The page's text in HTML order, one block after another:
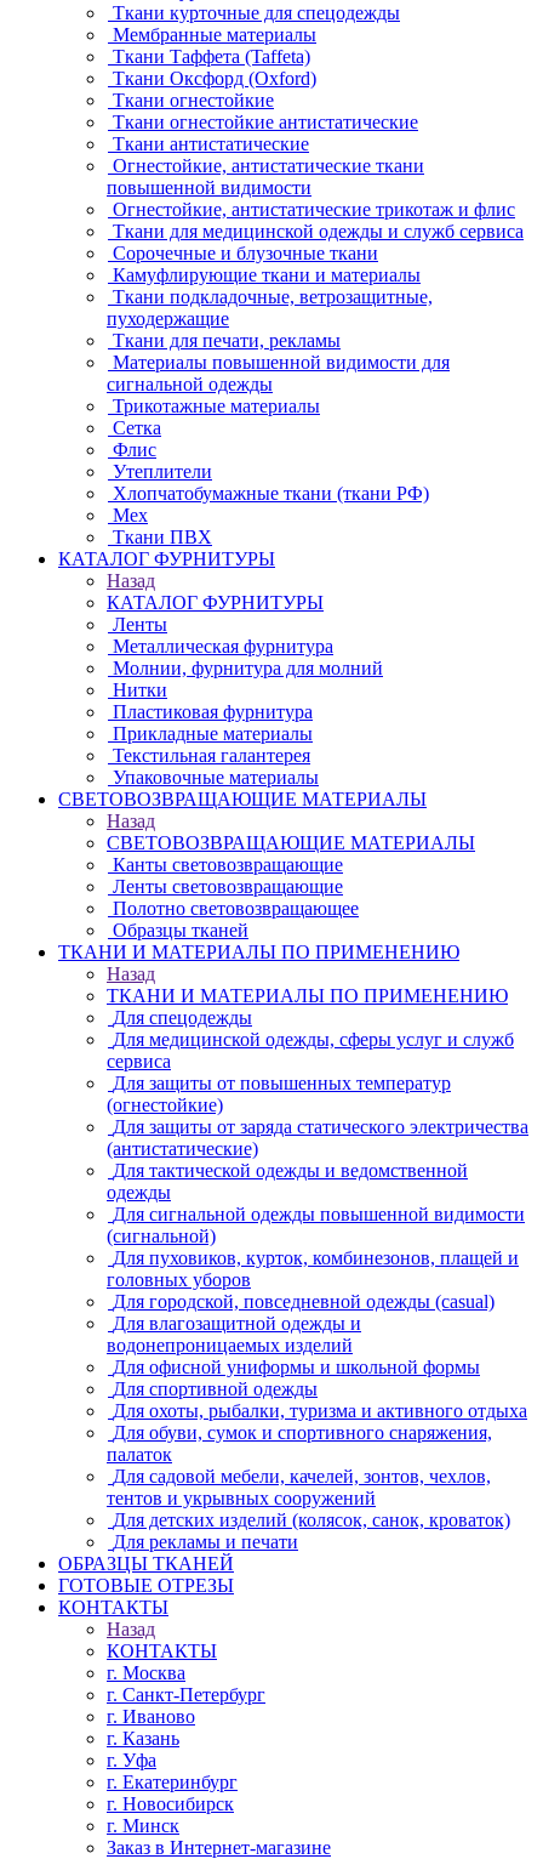
Ткани курточные для спецодежды
Мембранные материалы
Ткани Таффета (Taffeta)
Ткани Оксфорд (Oxford)
Ткани огнестойкие
Ткани огнестойкие антистатические
Ткани антистатические
Огнестойкие, антистатические ткани
повышенной видимости
Огнестойкие, антистатические трикотаж и флис
Ткани для медицинской одежды и служб сервиса
Сорочечные и блузочные ткани
Камуфлирующие ткани и материалы
Ткани подкладочные, ветрозащитные,
пуходержащие
Ткани для печати, рекламы
Материалы повышенной видимости для
сигнальной одежды
Трикотажные материалы
Сетка
Флис
Утеплители
Хлопчатобумажные ткани (ткани РФ)
Мех
Ткани ПВХ
КАТАЛОГ ФУРНИТУРЫ
Назад
КАТАЛОГ ФУРНИТУРЫ
Ленты
Металлическая фурнитура
Молнии, фурнитура для молний
Нитки
Пластиковая фурнитура
Прикладные материалы
Текстильная галантерея
Упаковочные материалы
СВЕТОВОЗВРАЩАЮЩИЕ МАТЕРИАЛЫ
Назад
СВЕТОВОЗВРАЩАЮЩИЕ МАТЕРИАЛЫ
Канты световозвращающие
Ленты световозвращающие
Полотно световозвращающее
Образцы тканей
ТКАНИ И МАТЕРИАЛЫ ПО ПРИМЕНЕНИЮ
Назад
ТКАНИ И МАТЕРИАЛЫ ПО ПРИМЕНЕНИЮ
Для спецодежды
Для медицинской одежды, сферы услуг и служб
сервиса
Для защиты от повышенных температур
(огнестойкие)
Для защиты от заряда статического электричества
(антистатические)
Для тактической одежды и ведомственной
одежды
Для сигнальной одежды повышенной видимости
(сигнальной)
Для пуховиков, курток, комбинезонов, плащей и
головных уборов
Для городской, повседневной одежды (casual)
Для влагозащитной одежды и
водонепроницаемых изделий
Для офисной униформы и школьной формы
Для спортивной одежды
Для охоты, рыбалки, туризма и активного отдыха
Для обуви, сумок и спортивного снаряжения,
палаток
Для садовой мебели, качелей, зонтов, чехлов,
тентов и укрывных сооружений
Для детских изделий (колясок, санок, кроваток)
Для рекламы и печати
ОБРАЗЦЫ ТКАНЕЙ
ГОТОВЫЕ ОТРЕЗЫ
КОНТАКТЫ
Назад
КОНТАКТЫ
г. Москва
г. Санкт-Петербург
г. Иваново
г. Казань
г. Уфа
г. Екатеринбург
г. Новосибирск
г. Минск
Заказ в Интернет-магазине